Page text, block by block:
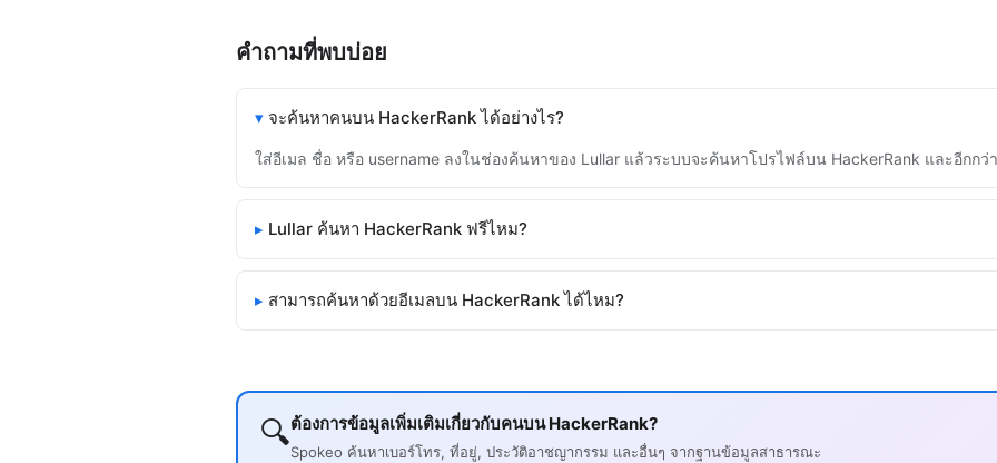
คำถามที่พบบ่อย
จะค้นหาคนบน HackerRank ได้อย่างไร?
ใส่อีเมล ชื่อ หรือ username ลงในช่องค้นหาของ Lullar แล้วระบบจะค้นหาโปรไฟล์บน HackerRank และอีกก
Lullar ค้นหา HackerRank ฟรีไหม?
สามารถค้นหาด้วยอีเมลบน HackerRank ได้ไหม?
🔍ต้องการข้อมูลเพิ่มเติมเกี่ยวกับคนบน HackerRank?
Spokeo ค้นหาเบอร์โทร, ที่อยู่, ประวัติอาชญากรรม และอื่นๆ จากฐานข้อมูลสาธารณะ